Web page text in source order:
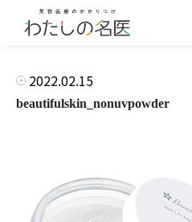
2022.02.15
beautifulskin_nonuvpowder